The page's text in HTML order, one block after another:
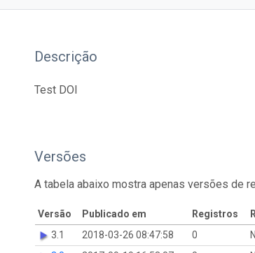
Descrição
Test DOI
Versões
A tabela abaixo mostra apenas versões de
Versão Publicado em Registros
3.1
2018-03-26 08:47:58 0